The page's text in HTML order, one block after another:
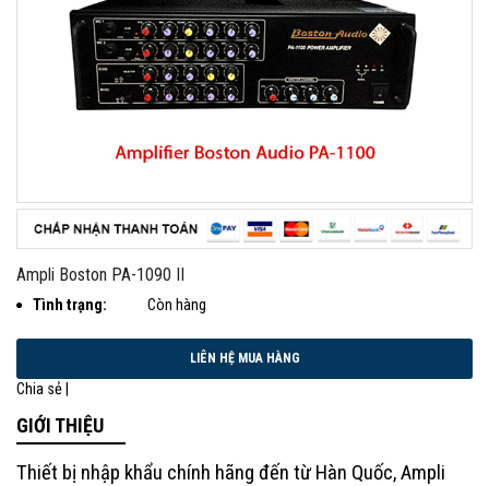
Ampli Boston PA-1090 II
Tình trạng: Còn hàng
Chia sẻ |
GIỚI THIỆU
Thiết bị nhập khẩu chính hãng đến từ Hàn Quốc,Ampli